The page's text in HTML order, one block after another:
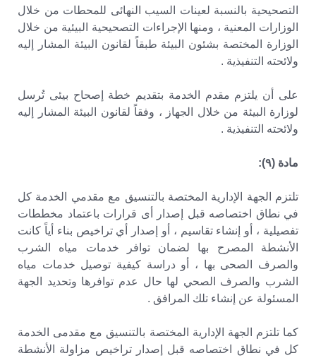
التصحيحية بالنسبة لعينات السيب النهائى للمحطات من خلال
الوزارات المعنية ، ومنها الإجراءات التصحيحية البيئية من خلال
الوزارة المختصة بشئون البيئة طبقاً لقانون البيئة المشار إليه
ولائحته التنفيذية .
على أن يلتزم مقدم الخدمة بتقديم خطة إصحاح بيئى تُرسل
لوزارة البيئة من خلال الجهاز ، وفقاً لقانون البيئة المشار إليه
ولائحته التنفيذية .
مادة (٩):
تلتزم الجهة الإدارية المختصة بالتنسيق مع مقدمي الخدمة كل
في نطاق اختصاصه قبل إصدار أى قرارات باعتماد مخططات
تفصيلية ، أو إنشاء تقاسيم ، أو إصدار أي تراخيص بناء أياً كانت
الأنشطة المصرح بها لضمان توافر خدمات مياه الشرب
والصرف الصحى بها ، أو دراسة كيفية توصيل خدمات مياه
الشرب والصرف الصحي لها حال عدم توافرها وتحديد الجهة
المسئولة عن إنشاء تلك المرافق .
كما تلتزم الجهة الإدارية المختصة بالتنسيق مع مقدمى الخدمة
كل في نطاق اختصاصه قبل إصدار تراخيص مزاولة الأنشطة